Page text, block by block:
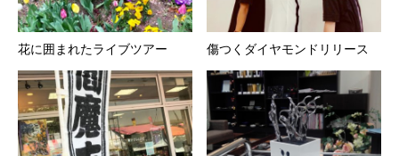
花に囲まれたライブツアー 傷つくダイヤモンドリリース